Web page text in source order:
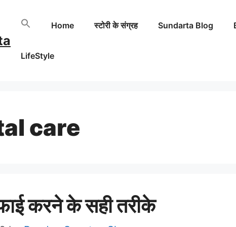
Home स्टोरी के संग्रह Sundarta Blog
LifeStyle
care
करने के सही तरीके